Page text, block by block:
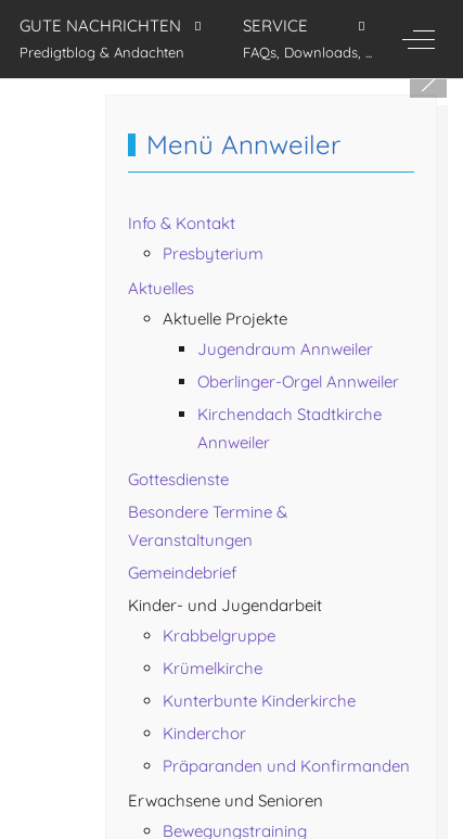
GUTE NACHRICHTEN
Predigtblog & Andachten
SERVICE
FAQs, Downloads, ...
Off-
Menü Annweiler
Info & Kontakt
Presbyterium
Aktuelles
Aktuelle Projekte
Jugendraum Annweiler
Oberlinger-Orgel Annweiler
Kirchendach Stadtkirche
Annweiler
Gottesdienste
Besondere Termine &
Veranstaltungen
Gemeindebrief
Kinder- und Jugendarbeit
Krabbelgruppe
Krümelkirche
Kunterbunte Kinderkirche
Kinderchor
Präparanden und Konfirmanden
Erwachsene und Senioren
Bewegungstraining